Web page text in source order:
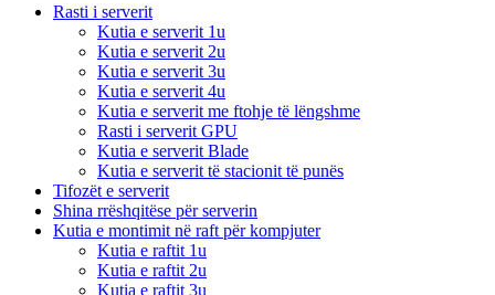
Rasti i serverit
Kutia e serverit 1u
Kutia e serverit 2u
Kutia e serverit 3u
Kutia e serverit 4u
Kutia e serverit me ftohje të lëngshme
Rasti i serverit GPU
Kutia e serverit Blade
Kutia e serverit të stacionit të punës
Tifozët e serverit
Shina rrëshqitëse për serverin
Kutia e montimit në raft për kompjuter
Kutia e raftit 1u
Kutia e raftit 2u
Kutia e raftit 3u